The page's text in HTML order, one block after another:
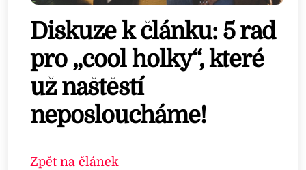
Diskuze k článku: 5 rad
pro „cool holky“, které
už naštěstí
neposloucháme!
Zpět na článek